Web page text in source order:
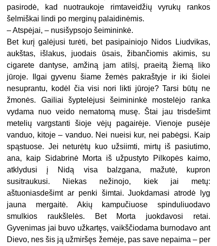
pasirodė, kad nuotraukoje rimtaveidžių vyrukų rankos
šelmiškai lindi po merginų palaidinėmis.
– Atspėjai, – nusišypsojo šeimininkė.
Bet kurį galėjusi turėti, bet pasipainiojo Nidos Liudvikas,
aukštas, išlakus, juodais ūsais, žibančiomis akimis, su
cigarete dantyse, amžiną jam atilsį, praeitą žiemą liko
jūroje. Ilgai gyvenu šiame žemės pakraštyje ir iki šiolei
nesuprantu, kodėl čia visi nori likti jūroje? Tarsi būtų ne
žmonės. Gailiai šyptelėjusi šeimininkė mostelėjo ranka
vydama nuo veido nematomą musę. Štai jau trisdešimt
metelių vargstanti šioje vėjų pagairėje. Vienoje pusėje
vanduo, kitoje – vanduo. Nei nueisi kur, nei pabėgsi. Kaip
spąstuose. Jei neturėtų kuo užsiimti, mirtų iš pasiutimo,
ana, kaip Sidabrinė Morta iš užpustyto Pilkopės kaimo,
atklydusi į Nidą visa balzgana, mažutė, kupron
susitraukusi. Niekas nežinojo, kiek jai metų:
aštuoniasdešimt ar penki šimtai. Juokdamasi atrodė lyg
jauna mergaitė. Akių kampučiuose spinduliuodavo
smulkios raukšlelės. Bet Morta juokdavosi retai.
Gyvenimas jai buvo užkartęs, vaikščiodama burnodavo ant
Dievo, nes šis ją užmiršęs žemėje, pas save nepaima – per